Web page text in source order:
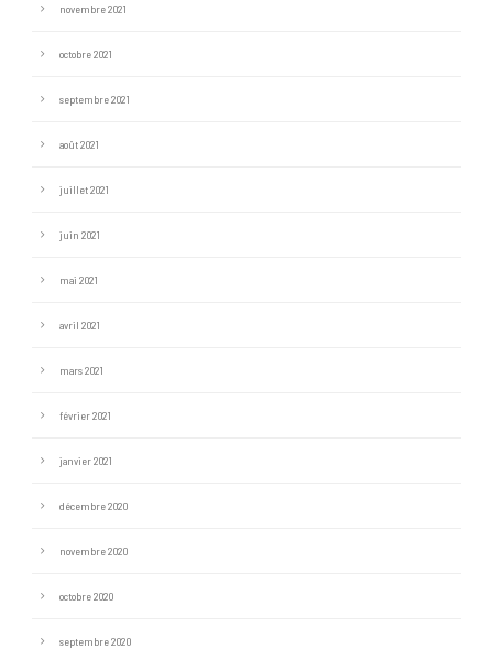
novembre 2021
octobre 2021
septembre 2021
août 2021
juillet 2021
juin 2021
mai 2021
avril 2021
mars 2021
février 2021
janvier 2021
décembre 2020
novembre 2020
octobre 2020
septembre 2020